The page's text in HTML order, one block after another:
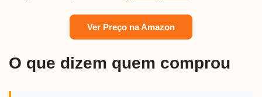
Ver Preço na Amazon
O que dizem quem comprou